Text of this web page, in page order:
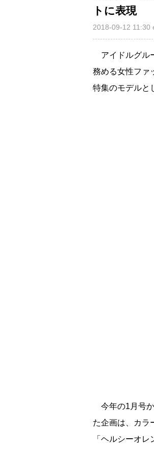
トに表現
2018-09-12 11:30
アイドルグル
務める女性ファ
特集のモデルと
今年の1月号か
た企画は、カラ
「ヘルシーオ